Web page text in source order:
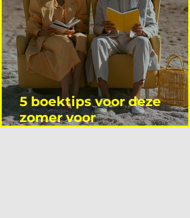
5 boektips voor deze
zomer voor